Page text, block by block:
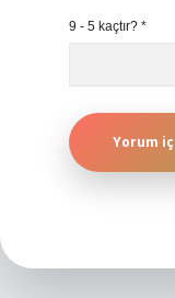
9 - 5 kaçtır? *